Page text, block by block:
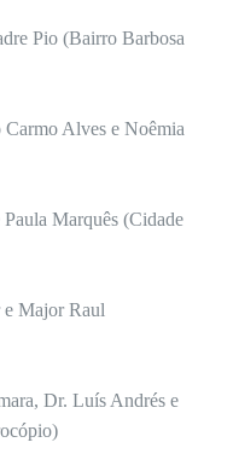
Pio (Bairro Barbosa
Alves e Noêmia
Marquês (Cidade
Major Raul
Dr. Luís Andrés e